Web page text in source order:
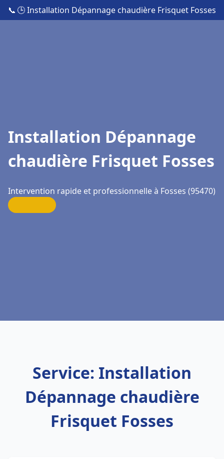
📞 🕒 Installation Dépannage chaudière Frisquet Fosses
Installation Dépannage
chaudière Frisquet Fosses
Intervention rapide et professionnelle à Fosses (95470)
Service: Installation
Dépannage chaudière
Frisquet Fosses